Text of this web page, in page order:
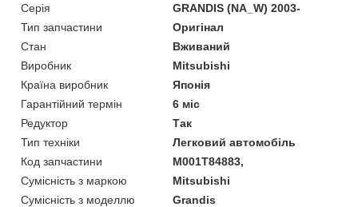
Серія
GRANDIS (NA_W) 2003-
Тип запчастини
Оригінал
Стан
Вживаний
Виробник
Mitsubishi
Країна виробник
Японія
Гарантійний термін
6 міс
Редуктор
Так
Тип техніки
Легковий автомобіль
Код запчастини
M001T84883,
Сумісність з маркою
Mitsubishi
Сумісність з моделлю
Grandis